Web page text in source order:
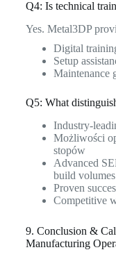
Q4: Is technical
Yes. Metal3DP
Digital
Setup
Maintenance
Q5: What
Industry-
Możliwości
stopów
Advanced
build volumes
Proven
Competitive
9. Conclusion &
Manufacturing